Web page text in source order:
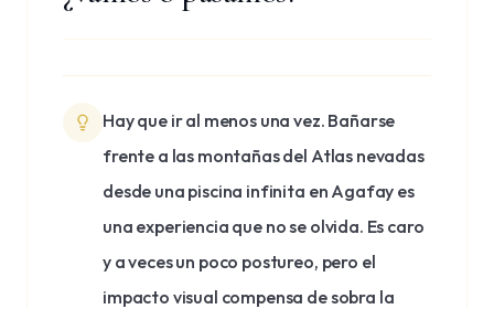
Hay que ir al menos una vez. Bañarse
frente a las montañas del Atlas nevadas
desde una piscina infinita en Agafay es
una experiencia que no se olvida. Es caro
y a veces un poco postureo, pero el
impacto visual compensa de sobra la